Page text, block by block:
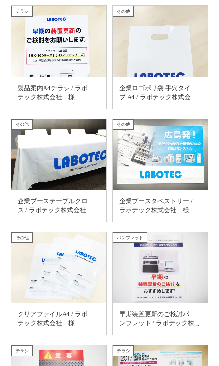
チラシ
製品案内A4チラシ / ラボ
テック株式会社 様
その他
企業ロゴポリ袋 手穴タイ
プ A4 / ラボテック株式会
その他
企業ブーステーブルクロ
ス / ラボテック株式会社
その他
企業ブースタペストリー /
ラボテック株式会社 様
その他
クリアファイルA4 / ラボ
テック株式会社 様
パンフレット
早期装置更新のご検討パ
ンフレット / ラボテック株
チラシ チラシ